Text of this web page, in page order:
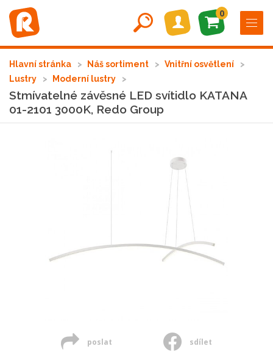
0
Hlavní stránka Náš sortiment
Vnitřní osvětlení
Lustry
Moderní lustry
Stmívatelné závěsné LED svítidlo KATANA
01-2101 3000K, Redo Group
poslat sdílet